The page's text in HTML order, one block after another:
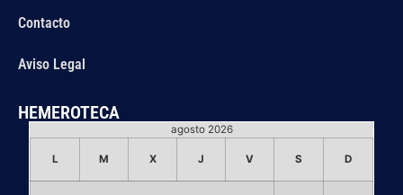
Contacto
Aviso Legal
HEMEROTECA
agosto 2026
L M X J V S D